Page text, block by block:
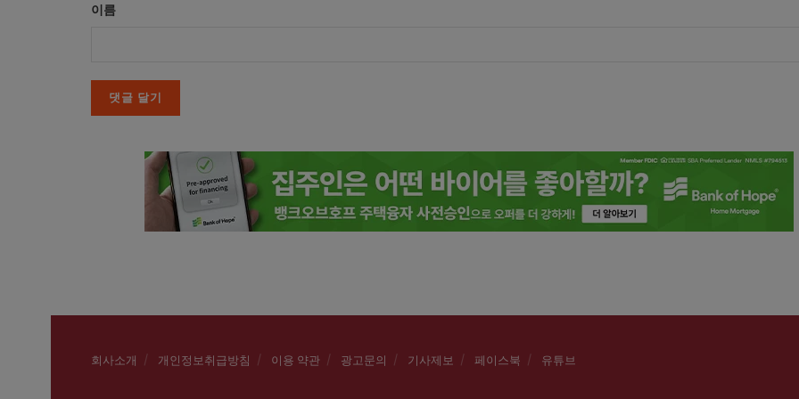
이름
회사소개 개인정보취급방침 이용 약관 광고문의 기사제보 페이스북 유튜브